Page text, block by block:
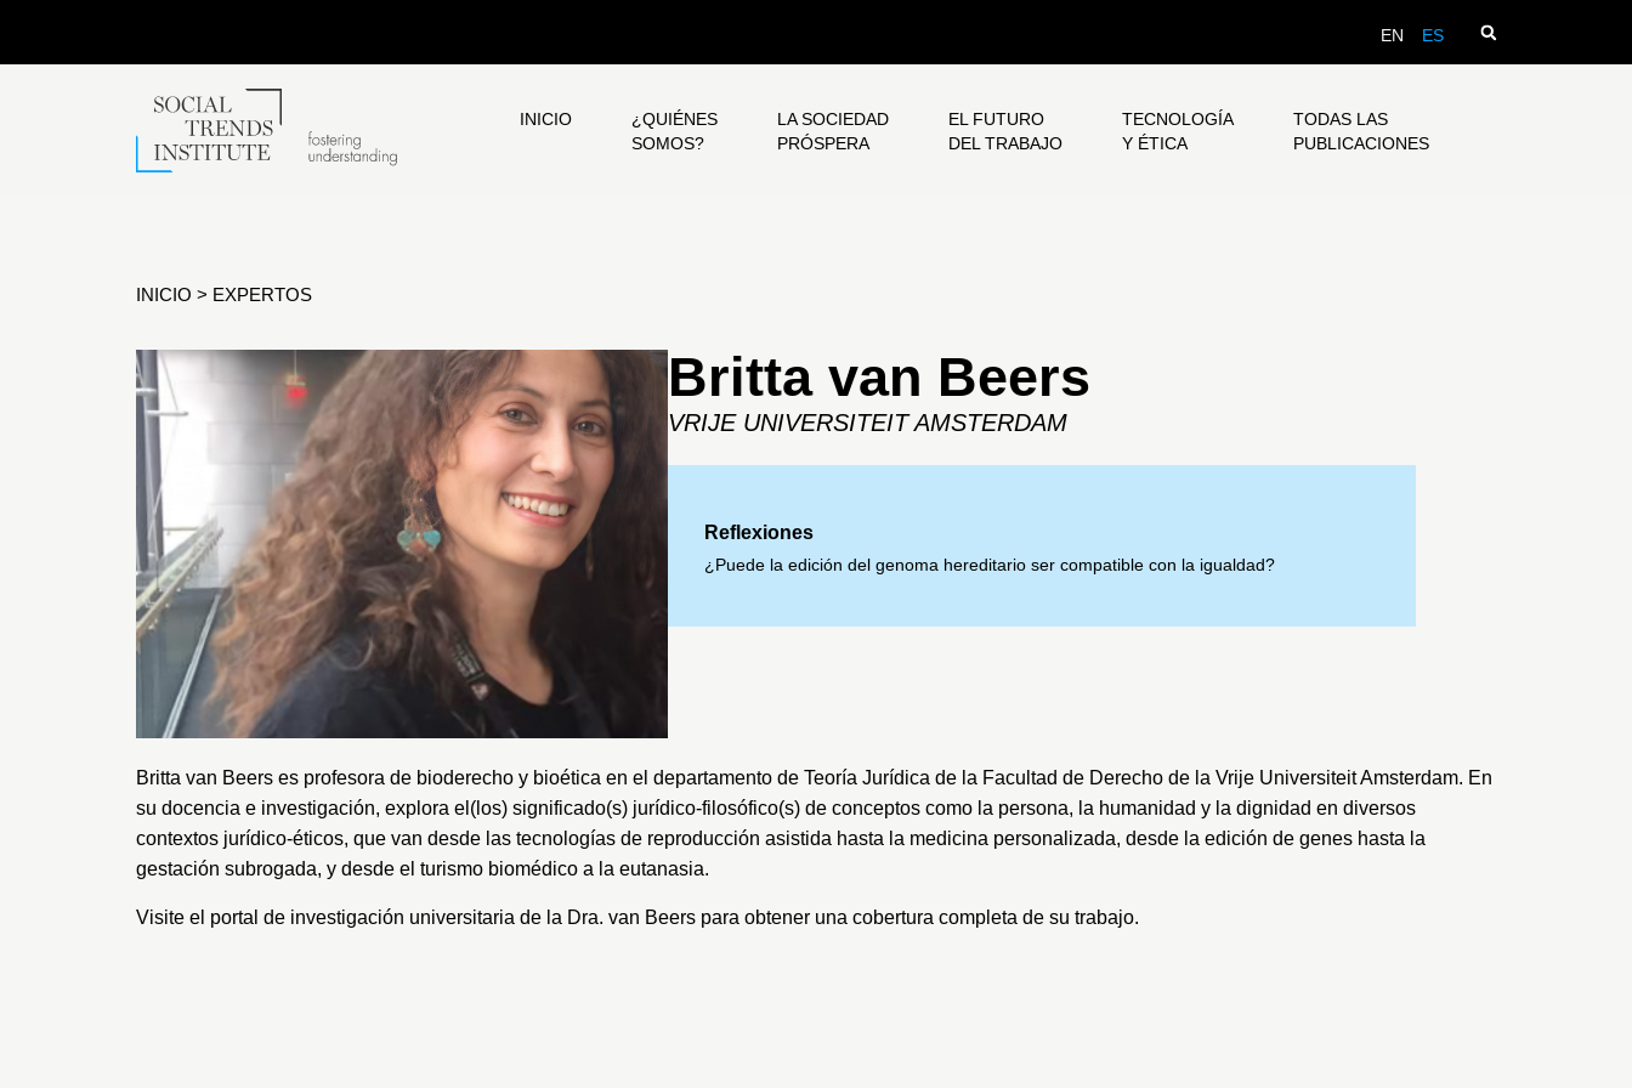
EN ES
INICIO
¿QUIÉNES
SOMOS?
LA SOCIEDAD
PRÓSPERA
EL FUTURO
DEL TRABAJO
TECNOLOGÍA
Y ÉTICA
TODAS LAS
PUBLICACIONES
INICIO > EXPERTOS
Britta van Beers
VRIJE UNIVERSITEIT AMSTERDAM
Reflexiones
¿Puede la edición del genoma hereditario ser compatible con la igualdad?
Britta van Beers es profesora de bioderecho y bioética en el departamento de Teoría Jurídica de la Facultad de Derecho de la Vrije Universiteit Amsterdam. En
su docencia e investigación, explora el(los) significado(s) jurídico-filosófico(s) de conceptos como la persona, la humanidad y la dignidad en diversos
contextos jurídico-éticos, que van desde las tecnologías de reproducción asistida hasta la medicina personalizada, desde la edición de genes hasta la
gestación subrogada, y desde el turismo biomédico a la eutanasia.
Visite el portal de investigación universitaria de la Dra. van Beers para obtener una cobertura completa de su trabajo.